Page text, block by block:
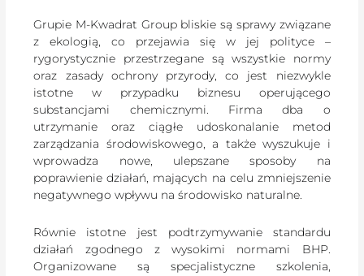
Grupie M-Kwadrat Group bliskie są sprawy związane
z ekologią, co przejawia się w jej polityce –
rygorystycznie przestrzegane są wszystkie normy
oraz zasady ochrony przyrody, co jest niezwykle
istotne w przypadku biznesu operującego
substancjami chemicznymi. Firma dba o
utrzymanie oraz ciągłe udoskonalanie metod
zarządzania środowiskowego, a także wyszukuje i
wprowadza nowe, ulepszane sposoby na
poprawienie działań, mających na celu zmniejszenie
negatywnego wpływu na środowisko naturalne.
Równie istotne jest podtrzymywanie standardu
działań zgodnego z wysokimi normami BHP.
Organizowane są specjalistyczne szkolenia,